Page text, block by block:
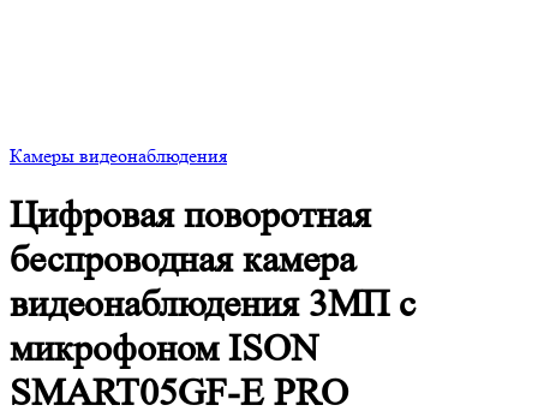
Камеры видеонаблюдения
Цифровая поворотная
беспроводная камера
видеонаблюдения 3МП с
микрофоном ISON
SMART05GF-E PRO